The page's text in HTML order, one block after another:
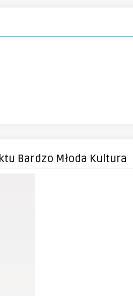
Bardzo Młoda Kultura